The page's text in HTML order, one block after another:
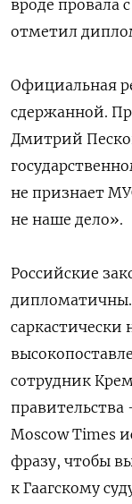
вроде
отметил
Официальная
сдержанной.
Дмитрий
не признает
не наше дело».
Российские
саркастически
сотрудник
Moscow Times
фразу, чтобы
к Гаагскому